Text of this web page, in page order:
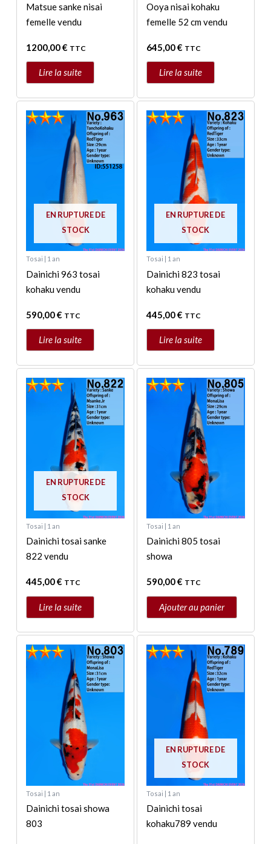
Matsue sanke nisai
femelle vendu
1200,00€ TTC
Lire la suite
Ooya nisai kohaku
femelle 52 cm vendu
645,00€ TTC
Lire la suite
EN RUPTURE DE
STOCK
Tosai | 1 an
Dainichi 963 tosai
kohaku vendu
590,00€ TTC
Lire la suite
EN RUPTURE DE
STOCK
Tosai | 1 an
Dainichi 823 tosai
kohaku vendu
445,00€ TTC
Lire la suite
EN RUPTURE DE
STOCK
Tosai | 1 an
Dainichi tosai sanke
822 vendu
445,00€ TTC
Lire la suite
Tosai | 1 an
Dainichi 805 tosai
showa
590,00€ TTC
Ajouter au panier
Tosai | 1 an
Dainichi tosai showa
803
EN RUPTURE DE
STOCK
Tosai | 1 an
Dainichi tosai
kohaku789 vendu